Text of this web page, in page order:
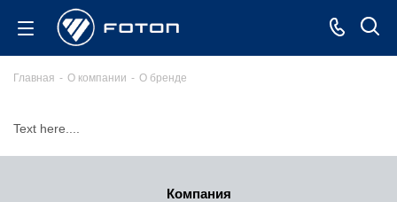
Главная - О компании - О бренде
Text here....
Компания